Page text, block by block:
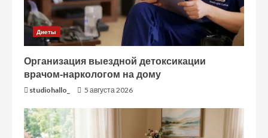
Диеты
Организация выездной детоксикации
врачом-наркологом на дому
studiohallo_ 5 августа 2026